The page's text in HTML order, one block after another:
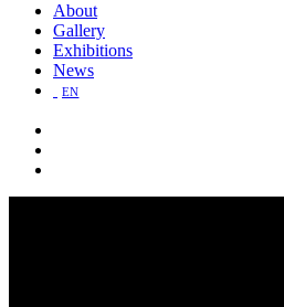
About
Gallery
Exhibitions
News
EN